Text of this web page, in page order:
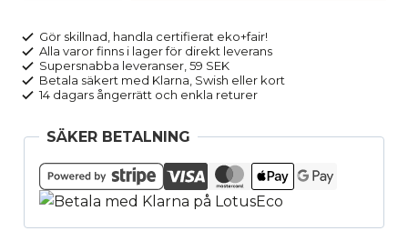
mängd
Gör skillnad, handla certifierat eko+fair!
Alla varor finns i lager för direkt leverans
Supersnabba leveranser, 59 SEK
Betala säkert med Klarna, Swish eller kort
14 dagars ångerrätt och enkla returer
SÄKER BETALNING